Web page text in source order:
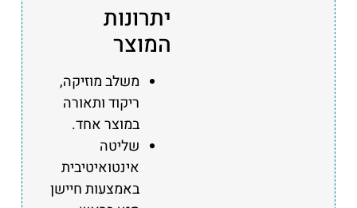
יתרונות
המוצר
משלב מוזיקה,
ריקוד ותאורה
במוצר אחד.
שליטה
אינטואיטיבית
באמצעות חיישן